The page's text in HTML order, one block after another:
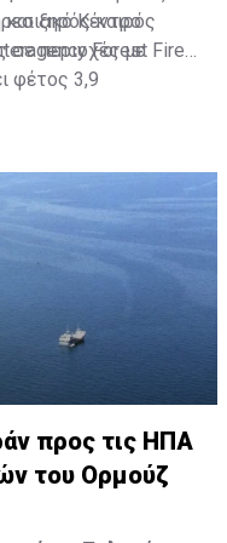
ξηρός καιρός
σε περιοχές με
Κέντρο
Forest Fire
φέτος 3,9
προς τις ΗΠΑ
του Ορμούζ